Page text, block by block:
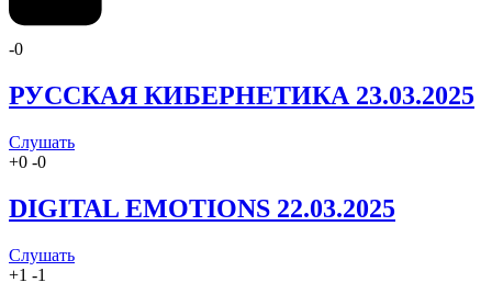
-0
РУССКАЯ КИБЕРНЕТИКА 23.03.2025
Слушать
+0 -0
DIGITAL EMOTIONS 22.03.2025
Слушать
+1 -1